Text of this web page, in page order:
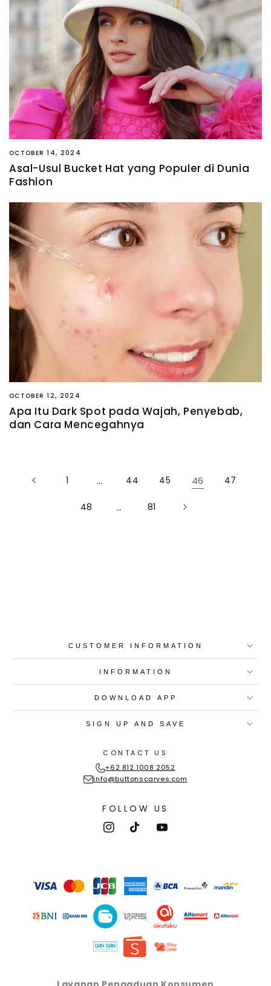
OCTOBER 14, 2024
Asal-Usul Bucket Hat yang Populer di Dunia
Fashion
OCTOBER 12, 2024
Apa Itu Dark Spot pada Wajah, Penyebab,
dan Cara Mencegahnya
1 … 44 45 46 47
48 … 81
CUSTOMER INFORMATION
INFORMATION
DOWNLOAD APP
SIGN UP AND SAVE
CONTACT US
+62 812 1008 2052
info@buttonscarves.com
FOLLOW US
InstagramTikTokYouTube
methods